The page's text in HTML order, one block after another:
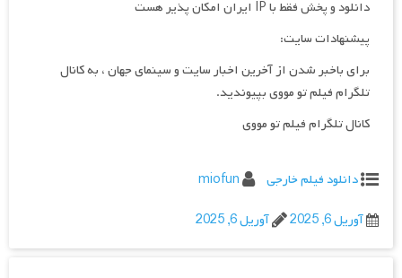
دانلود و پخش فقط با IP ایران امکان پذیر هست
پیشنهادات سایت:
برای باخبر شدن از آخرین اخبار سایت و سینمای جهان ، به کانال
تلگرام فیلم تو مووی بپیوندید.
کانال تلگرام فیلم تو مووی
دانلود فیلم خارجی
miofun
آوریل 6, 2025
آوریل 6, 2025